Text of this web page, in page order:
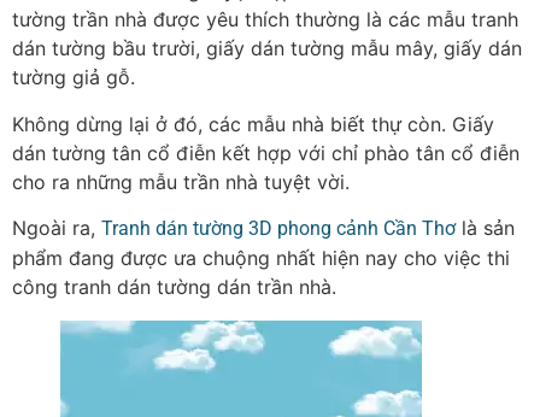
tường trần nhà được yêu thích thường là các mẫu tranh
dán tường bầu trười, giấy dán tường mẫu mây, giấy dán
tường giả gỗ.
Không dừng lại ở đó, các mẫu nhà biết thự còn. Giấy
dán tường tân cổ điễn kết hợp với chỉ phào tân cổ điễn
cho ra những mẫu trần nhà tuyệt vời.
Ngoài ra, Tranh dán tường 3D phong cảnh Cần Thơlà sản
phẩm đang được ưa chuộng nhất hiện nay cho việc thi
công tranh dán tường dán trần nhà.